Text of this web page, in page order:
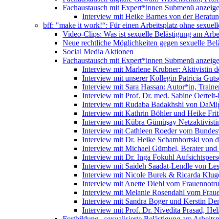
Fachaustausch mit Expert*innen Submenü
Interview mit Heike Barnes von der
bff: "make it work!“: Für einen Arbeitsplatz ohne
Video-Clips: Was ist sexuelle Belästigung am
Neue rechtliche Möglichkeiten gegen sexuelle
Social Media Aktionen
Fachaustausch mit Expert*innen Submenü
Interview mit Marlene Krubner: Aktivistin
Interview mit unserer Kollegin Patricia
Interview mit Sara Hassan: Autor*in,
Interview mit Prof. Dr. med. Sabine
Interview mit Rudaba Badakhshi von
Interview mit Kathrin Böhler und Heike
Interview mit Kübra Gümüşay
Interview mit Cathleen Roeder vom
Interview mit Dr. Heike Schambortski von
Interview mit Michael Gümbel, Berater
Interview mit Dr. Inga Fokuhl
Interview mit Saideh Saadat-Lendle von
Interview mit Nicole Burek & Ricarda
Interview mit Anette Diehl vom
Interview mit Melanie Rosendahl vom
Interview mit Sandra Boger und Kerstin
Interview mit Prof. Dr. Nivedita Prasad,